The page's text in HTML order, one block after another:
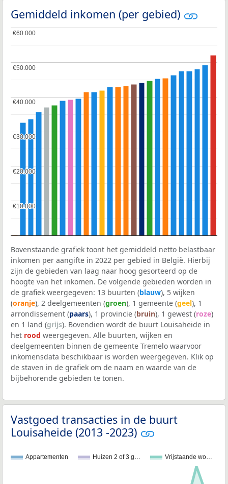
Gemiddeld inkomen (per gebied)
€10.000
€10.000
€20.000
€20.000
€30.000
€30.000
€40.000
€40.000
€50.000
€50.000
€60.000
€60.000
Bovenstaande grafiek toont het gemiddeld netto belastbaar
inkomen per aangifte in 2022 per gebied in België. Hierbij
zijn de gebieden van laag naar hoog gesorteerd op de
hoogte van het inkomen. De volgende gebieden worden in
de grafiek weergegeven: 13 buurten (blauw), 5 wijken
(oranje), 2 deelgemeenten (groen), 1 gemeente (geel), 1
arrondissement (paars), 1 provincie (bruin), 1 gewest (roze)
en 1 land (grijs). Bovendien wordt de buurt Louisaheide in
het rood weergegeven. Alle buurten, wijken en
deelgemeenten binnen de gemeente Tremelo waarvoor
inkomensdata beschikbaar is worden weergegeven. Klik op
de staven in de grafiek om de naam en waarde van de
bijbehorende gebieden te tonen.
Vastgoed transacties in de buurt
Louisaheide (2013 -2023)
Appartementen Huizen 2 of 3 g… Vrijstaande wo…